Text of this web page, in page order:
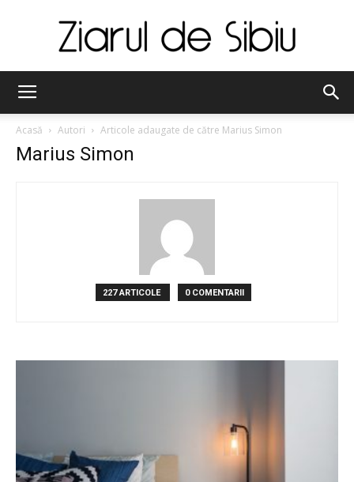
Sibiu
Acasă Autori Articole adaugate de către Marius Simon
Marius Simon
227 ARTICOLE 0 COMENTARII